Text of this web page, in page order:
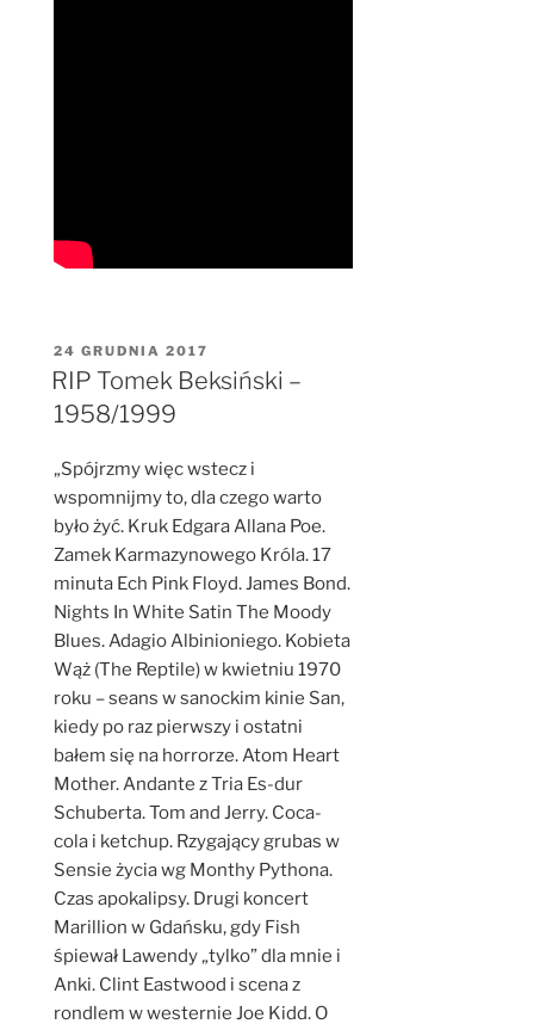
OPUBLIKOWANE
W
24 GRUDNIA 2017
RIP Tomek Beksiński –
1958/1999
„Spójrzmy więc wstecz i
wspomnijmy to, dla czego warto
było żyć. Kruk Edgara Allana Poe.
Zamek Karmazynowego Króla. 17
minuta Ech Pink Floyd. James Bond.
Nights In White Satin The Moody
Blues. Adagio Albinioniego. Kobieta
Wąż (The Reptile) w kwietniu 1970
roku – seans w sanockim kinie San,
kiedy po raz pierwszy i ostatni
bałem się na horrorze. Atom Heart
Mother. Andante z Tria Es-dur
Schuberta. Tom and Jerry. Coca-
cola i ketchup. Rzygający grubas w
Sensie życia wg Monthy Pythona.
Czas apokalipsy. Drugi koncert
Marillion w Gdańsku, gdy Fish
śpiewał Lawendy „tylko” dla mnie i
Anki. Clint Eastwood i scena z
rondlem w westernie Joe Kidd. O